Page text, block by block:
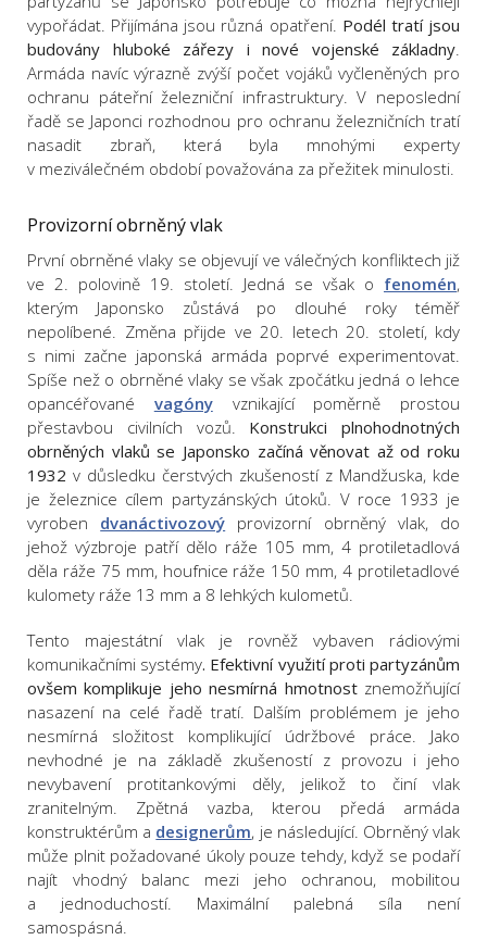
vypořádat. Přijímána jsou různá opatření. Podél tratí jsou
budovány hluboké zářezy i nové vojenské základny.
Armáda navíc výrazně zvýší počet vojáků vyčleněných pro
ochranu páteřní železniční infrastruktury. V neposlední
řadě se Japonci rozhodnou pro ochranu železničních tratí
nasadit zbraň, která byla mnohými experty
v meziválečném období považována za přežitek minulosti.
Provizorní obrněný vlak
První obrněné vlaky se objevují ve válečných konfliktech již
ve 2. polovině 19. století. Jedná se však o fenomén,
kterým Japonsko zůstává po dlouhé roky téměř
nepolíbené. Změna přijde ve 20. letech 20. století, kdy
s nimi začne japonská armáda poprvé experimentovat.
Spíše než o obrněné vlaky se však zpočátku jedná o lehce
opancéřované vagónyvznikající poměrně prostou
přestavbou civilních vozů. Konstrukci plnohodnotných
obrněných vlaků se Japonsko začíná věnovat až od roku
1932 v důsledku čerstvých zkušeností z Mandžuska, kde
je železnice cílem partyzánských útoků. V roce 1933 je
vyroben dvanáctivozový provizorní obrněný vlak, do
jehož výzbroje patří dělo ráže 105 mm, 4 protiletadlová
děla ráže 75 mm, houfnice ráže 150 mm, 4 protiletadlové
kulomety ráže 13 mm a 8 lehkých kulometů.
Tento majestátní vlak je rovněž vybaven rádiovými
komunikačními systémy. Efektivní využití proti partyzánům
ovšem komplikuje jeho nesmírná hmotnost znemožňující
nasazení na celé řadě tratí. Dalším problémem je jeho
nesmírná složitost komplikující údržbové práce. Jako
nevhodné je na základě zkušeností z provozu i jeho
nevybavení protitankovými děly, jelikož to činí vlak
zranitelným. Zpětná vazba, kterou předá armáda
konstruktérům a designerům, je následující. Obrněný vlak
může plnit požadované úkoly pouze tehdy, když se podaří
najít vhodný balanc mezi jeho ochranou, mobilitou
a jednoduchostí. Maximální palebná síla není
samospásná.